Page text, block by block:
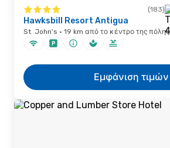
(183)
Hawksbill Resort Antigua
St. John's · 19 km από το κέντρο της πόλης
Εμφάνιση τιμών